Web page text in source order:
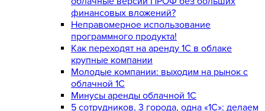
финансовых вложений?
Неправомерное использование
программного продукта!
Как переходят на аренду 1С в облаке
крупные компании
Молодые компании: выходим на рынок с
облачной 1С
Минусы аренды облачной 1С
5 сотрудников, 3 города, одна «1С»: делаем